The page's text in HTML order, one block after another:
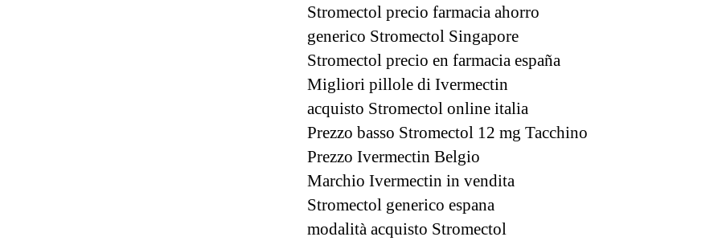
Stromectol precio farmacia ahorro
generico Stromectol Singapore
Stromectol precio en farmacia españa
Migliori pillole di Ivermectin
acquisto Stromectol online italia
Prezzo basso Stromectol 12 mg Tacchino
Prezzo Ivermectin Belgio
Marchio Ivermectin in vendita
Stromectol generico espana
modalità acquisto Stromectol